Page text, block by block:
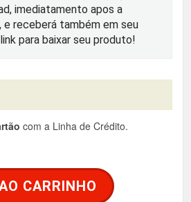
o
a
t
u
l
imediatamento apos a
e receberá também em seu
para baixar seu produto!
com a Linha de Crédito.
CARRINHO